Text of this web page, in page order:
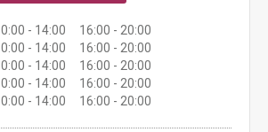
- 14:00 16:00 - 20:00
- 14:00 16:00 - 20:00
- 14:00 16:00 - 20:00
- 14:00 16:00 - 20:00
- 14:00 16:00 - 20:00